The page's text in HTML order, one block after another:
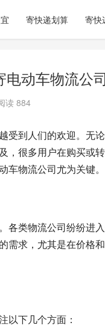
寄快递划算 寄快
动车物流公
读 884
受到人们的欢迎。无
，很多用户在购买或
物流公司尤为关键。
各类物流公司纷纷进
需求，尤其是在价格
以下几个方面：